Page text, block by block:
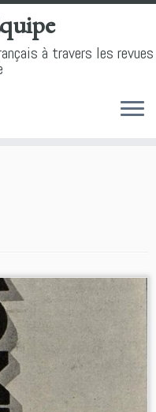
à travers les revues